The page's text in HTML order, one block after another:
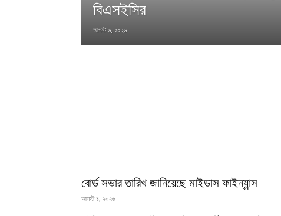
বিএসইসির
আগস্ট ৬, ২০২৬
বোর্ড সভার তারিখ জানিয়েছে মাইডাস ফাইন্যান্স
আগস্ট ৪, ২০২৬